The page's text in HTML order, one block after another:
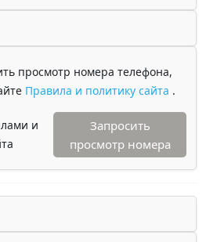
просмотр номера телефона,
Правила и политику сайта .
и
Запросить
просмотр номера